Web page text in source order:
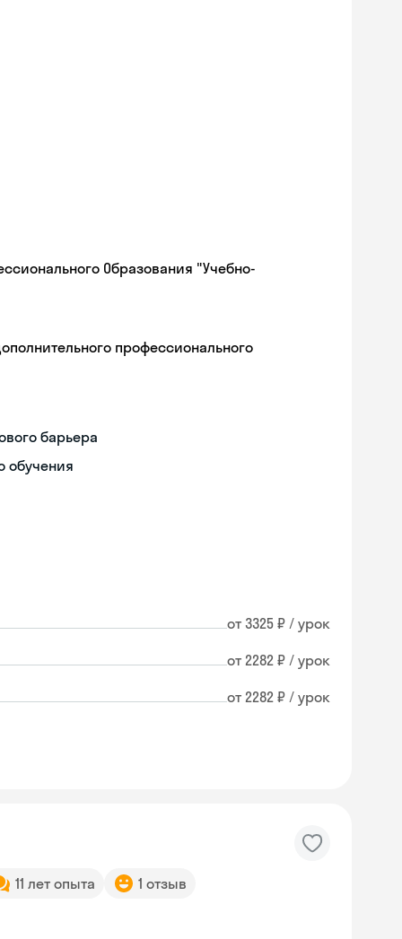
Образования "Учебно-
профессионального
барьера
обучения
от 3325 ₽ / урок
от 2282 ₽ / урок
от 2282 ₽ / урок
11 лет опыта 1 отзыв